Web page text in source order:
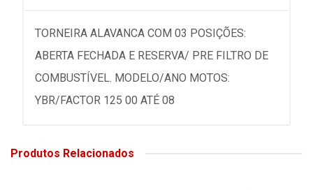
TORNEIRA ALAVANCA COM 03 POSIÇÕES:
ABERTA FECHADA E RESERVA/ PRE FILTRO DE
COMBUSTÍVEL. MODELO/ANO MOTOS:
YBR/FACTOR 125 00 ATÉ 08
Produtos Relacionados